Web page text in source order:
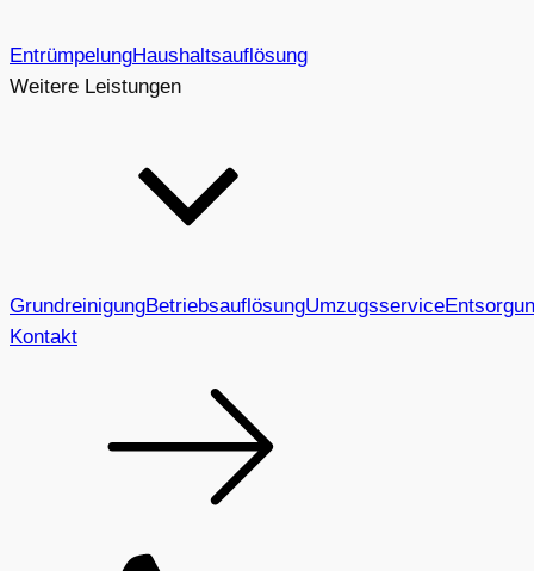
EntrümpelungHaushaltsauflösung
Weitere Leistungen
GrundreinigungBetriebsauflösungUmzugsservice
Kontakt